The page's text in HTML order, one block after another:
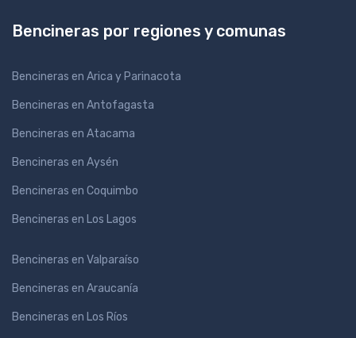
Bencineras por regiones y comunas
Bencineras en Arica y Parinacota
Bencineras en Antofagasta
Bencineras en Atacama
Bencineras en Aysén
Bencineras en Coquimbo
Bencineras en Los Lagos
Bencineras en Valparaíso
Bencineras en Araucanía
Bencineras en Los Ríos